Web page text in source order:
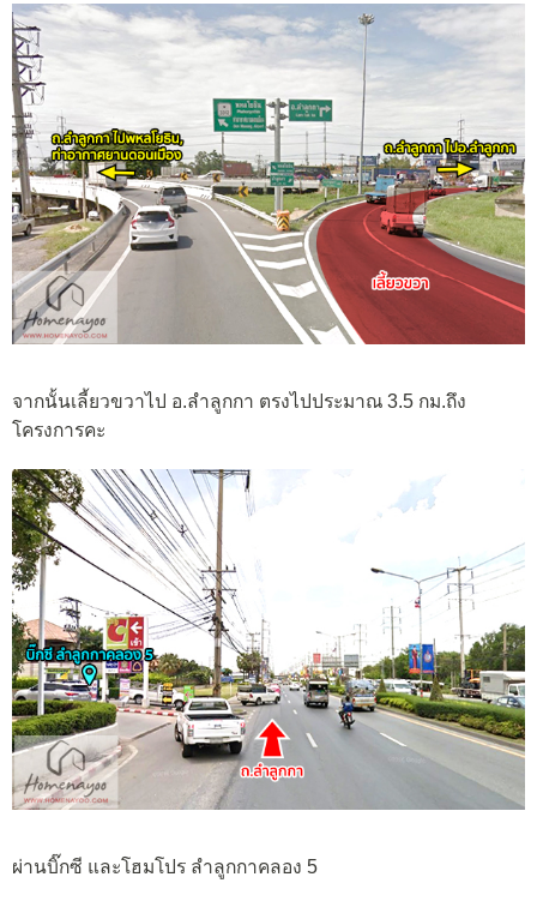
จากนั้นเลี้ยวขวาไป อ.ลำลูกกา ตรงไปประมาณ 3.5 กม.ถึง
โครงการคะ
ผ่านบิ๊กซี และโฮมโปร ลำลูกกาคลอง 5